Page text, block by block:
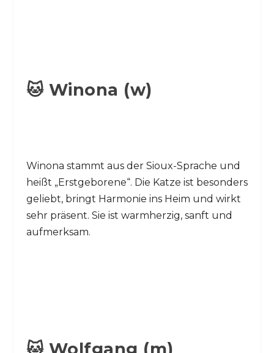
🐱 Winona (w)
Winona stammt aus der Sioux-Sprache und
heißt „Erstgeborene“. Die Katze ist besonders
geliebt, bringt Harmonie ins Heim und wirkt
sehr präsent. Sie ist warmherzig, sanft und
aufmerksam.